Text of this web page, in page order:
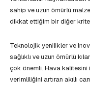
sahip ve uzun ömürlü
dikkat ettiğim bir diğer
Teknolojik yenilikler ve
sağlıklı ve uzun ömürlü
çok önemli. Hava kalitesini
verimliliğini artıran akıllı